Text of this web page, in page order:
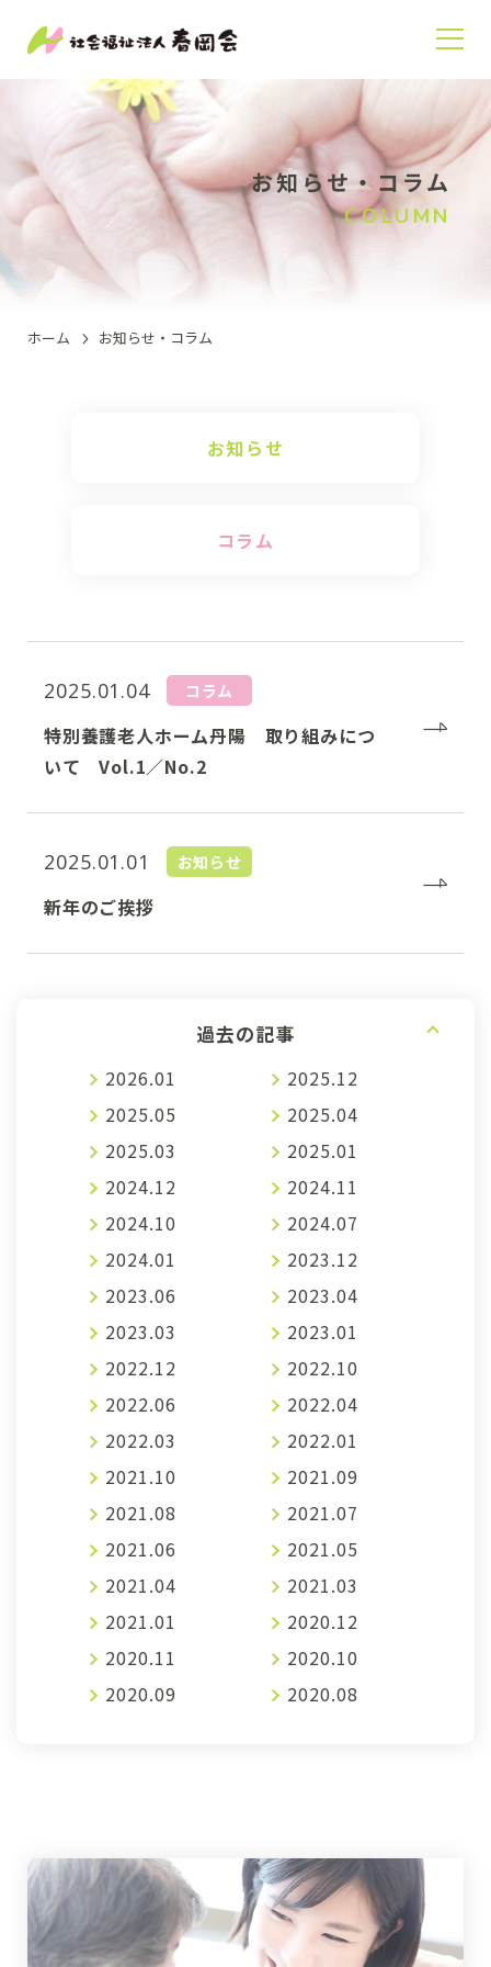
お知らせ・コラム
COLUMN
ホーム お知らせ・コラム
お知らせ
コラム
2025.01.04 コラム
特別養護老人ホーム丹陽 取り組みにつ
いて Vol.1／No.2
2025.01.01 お知らせ
新年のご挨拶
過去の記事
2026.01
2025.12
2025.05
2025.04
2025.03
2025.01
2024.12
2024.11
2024.10
2024.07
2024.01
2023.12
2023.06
2023.04
2023.03
2023.01
2022.12
2022.10
2022.06
2022.04
2022.03
2022.01
2021.10
2021.09
2021.08
2021.07
2021.06
2021.05
2021.04
2021.03
2021.01
2020.12
2020.11
2020.10
2020.09
2020.08